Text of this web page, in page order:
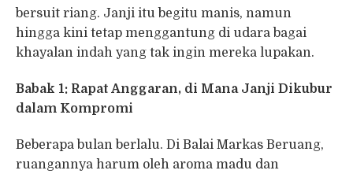
bersuit riang. Janji itu begitu manis, namun
hingga kini tetap menggantung di udara bagai
khayalan indah yang tak ingin mereka lupakan.
Babak 1: Rapat Anggaran, di Mana Janji Dikubur
dalam Kompromi
Beberapa bulan berlalu. Di Balai Markas Beruang,
ruangannya harum oleh aroma madu dan